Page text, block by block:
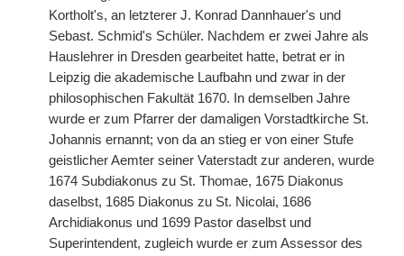
Kortholt's, an letzterer J. Konrad Dannhauer's und
Sebast. Schmid's Schüler. Nachdem er zwei Jahre als
Hauslehrer in Dresden gearbeitet hatte, betrat er in
Leipzig die akademische Laufbahn und zwar in der
philosophischen Fakultät 1670. In demselben Jahre
wurde er zum Pfarrer der damaligen Vorstadtkirche St.
Johannis ernannt; von da an stieg er von einer Stufe
geistlicher Aemter seiner Vaterstadt zur anderen, wurde
1674 Subdiakonus zu St. Thomae, 1675 Diakonus
daselbst, 1685 Diakonus zu St. Nicolai, 1686
Archidiakonus und 1699 Pastor daselbst und
Superintendent, zugleich wurde er zum Assessor des